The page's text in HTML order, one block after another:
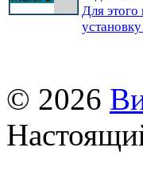
Для этого
© 2026